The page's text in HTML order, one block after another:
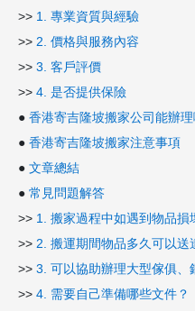
>> 1. 專業資質與經驗
>> 2. 價格與服務內容
>> 3. 客戶評價
>> 4. 是否提供保險
● 香港寄吉隆坡搬家公司能辦理
● 香港寄吉隆坡搬家注意事項
● 文章總結
● 常見問題解答
>> 1. 搬家過程中如遇到物品損
>> 2. 搬運期間物品多久可以送
>> 3. 可以協助辦理大型傢俱、
>> 4. 需要自己準備哪些文件？